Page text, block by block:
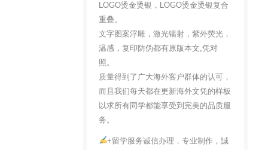
LOGO烫金烫银，LOGO烫金烫银复合
重叠。
文字图案浮雕，激光镭射，紫外荧光，
温感，复印防伪都有原版本文,凭对
照。
质量得到了广大海外客户群体的认可，
而且我们每天都在更新海外文凭的样板
以求所有同学都能享受到完美的品质服
务。
+留学服务诚信办理，专业制作，誠